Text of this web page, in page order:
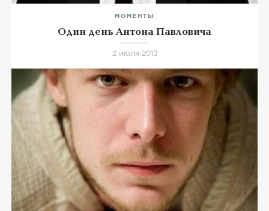
МОМЕНТЫ
Один день Антона Павловича
2 июля 2013